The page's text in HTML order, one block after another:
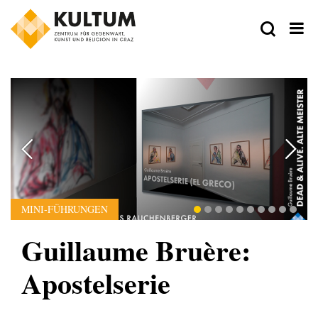
MINI-FÜHRUNGEN
Guillaume Bruère:
Apostelserie